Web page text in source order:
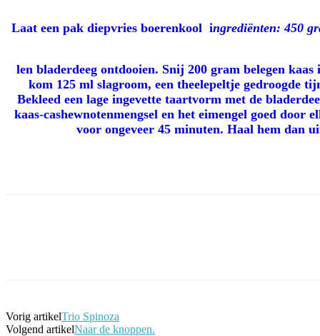
Laat een pak diepvries boerenkool ingrediënten: 450
len bladerdeeg ontdooien. Snij 200 gram belegen
kom 125 ml slagroom, een theelepeltje gedroogde
Bekleed een lage ingevette taartvorm met de
kaas-cashewnotenmengsel en het eimengel goed
voor ongeveer 45 minuten. Haal hem dan
Vorig artikelTrio Spinoza
Volgend artikelNaar de knoppen.